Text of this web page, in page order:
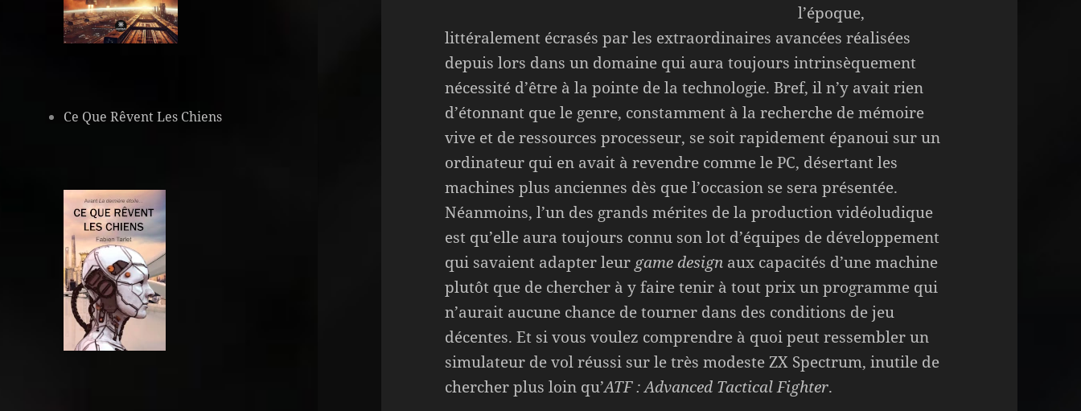
Ce Que Rêvent Les Chiens
l’époque,
littéralement écrasés par les extraordinaires avancées réalisées
depuis lors dans un domaine qui aura toujours intrinsèquement
nécessité d’être à la pointe de la technologie. Bref, il n’y avait rien
d’étonnant que le genre, constamment à la recherche de mémoire
vive et de ressources processeur, se soit rapidement épanoui sur un
ordinateur qui en avait à revendre comme le PC, désertant les
machines plus anciennes dès que l’occasion se sera présentée.
Néanmoins, l’un des grands mérites de la production vidéoludique
est qu’elle aura toujours connu son lot d’équipes de développement
qui savaient adapter leurgame design aux capacités d’une machine
plutôt que de chercher à y faire tenir à tout prix un programme qui
n’aurait aucune chance de tourner dans des conditions de jeu
décentes. Et si vous voulez comprendre à quoi peut ressembler un
simulateur de vol réussi sur le très modeste ZX Spectrum, inutile de
chercher plus loin qu’ATF : Advanced Tactical Fighter.